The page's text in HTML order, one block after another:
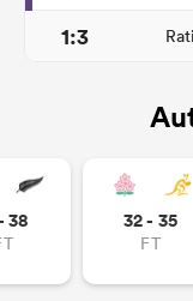
1:3
38 32 - 35
FT